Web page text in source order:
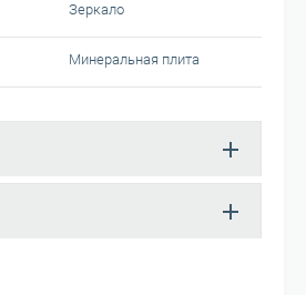
Зеркало
Минеральная плита